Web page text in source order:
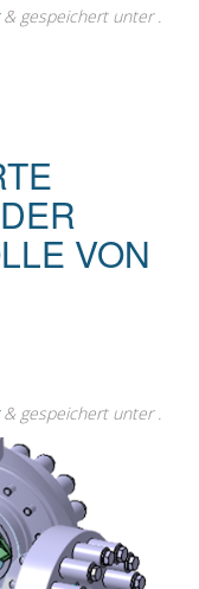
& gespeichert unter .
VON
& gespeichert unter .